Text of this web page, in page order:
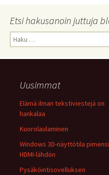
Etsi hakusanoin juttuja
Haku:
Uusimmat
Elämä ilman tekstiviestejä on
hankalaa
Kuorolaulaminen
Windows 3D-näyttötila pimensi
HDMI-lähdön
Pysäköintisovelluksen